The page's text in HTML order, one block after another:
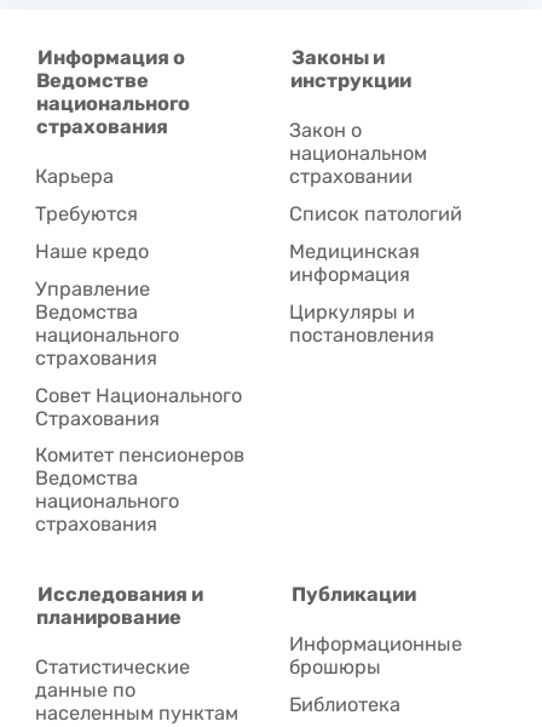
Информация о
Ведомстве
национального
страхования
Карьера
Требуются
Наше кредо
Управление
Ведомства
национального
страхования
Совет Национального
Cтрахования
Комитет пенсионеров
Ведомства
национального
страхования
Законы и
инструкции
Закон о
национальном
страховании
Список патологий
Медицинская
информация
Циркуляры и
постановления
Исследования и
планирование
Статистические
данные по
населенным пунктам
Публикации
Информационные
брошюры
Библиотека